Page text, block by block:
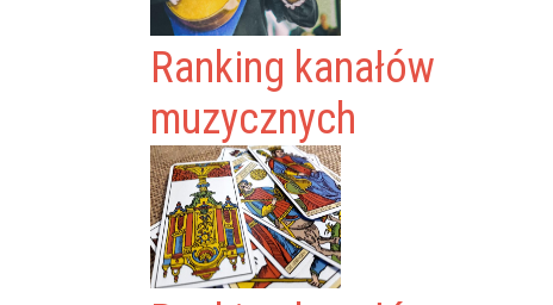
Ranking kanałów
muzycznych